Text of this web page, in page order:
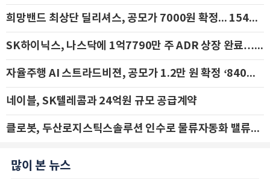
희망밴드 최상단 딜리셔스, 공모가 7000원 확정... 154억 규모 IPO 돌입
SK하이닉스, 나스닥에 1억7790만 주 ADR 상장 완료…29일 국내 추가 상장
자율주행 AI 스트라드비젼, 공모가 1.2만 원 확정 ‘840억 수혈’
네이블, SK텔레콤과 24억원 규모 공급계약
클로봇, 두산로지스틱스솔루션 인수로 물류자동화 밸류체인 확장 추진 - IBK투자증권
많이 본 뉴스